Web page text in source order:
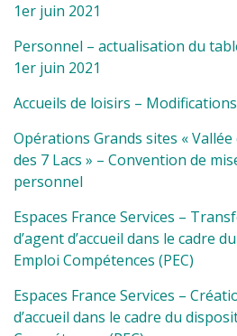
1er juin 2021
Personnel – actualisation du
1er juin 2021
Accueils de loisirs –
Opérations Grands sites «
des 7 Lacs » – Convention de
personnel
Espaces France Services –
d’agent d’accueil dans le cadre
Emploi Compétences (PEC)
Espaces France Services –
d’accueil dans le cadre du